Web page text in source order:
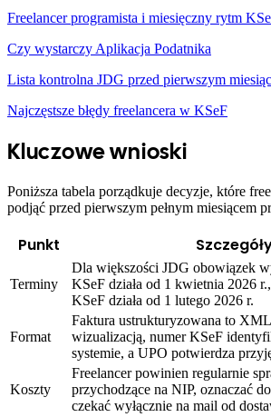
Freelancer programista i miesięczny rytm
Czy wystarczy Aplikacja Podatnika
Lista kontrolna JDG przed pierwszym
Najczęstsze błędy freelancera w KSeF
Kluczowe wnioski
Poniższa tabela porządkuje decyzje, które
podjąć przed pierwszym pełnym miesiącem
Punkt
Terminy
Dla większości JDG obowiązek
KSeF działa od 1 kwietnia 2026
KSeF działa od 1 lutego 2026 r.
Format
Faktura ustrukturyzowana to
wizualizacją, numer KSeF
systemie, a UPO potwierdza
Koszty
Freelancer powinien regularnie
przychodzące na NIP, oznaczać
czekać wyłącznie na mail od